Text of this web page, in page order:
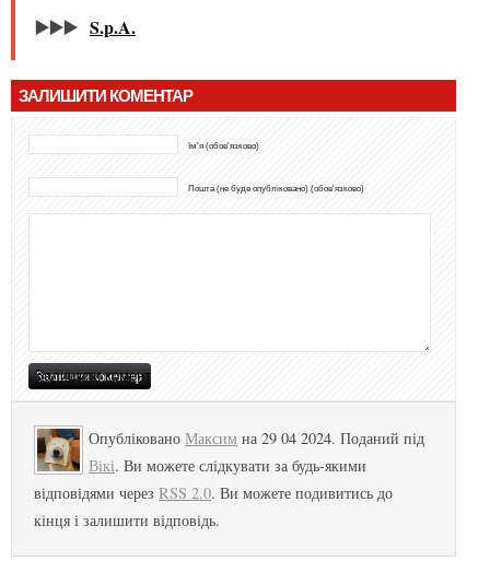
▶️▶️▶️ S.p.A.
ЗАЛИШИТИ КОМЕНТАР
Ім'я (обов'язково)
Пошта (не буде опубліковано) (обов'язково)
Опубліковано Максим на 29 04 2024. Поданий під
Вікі. Ви можете слідкувати за будь-якими
відповідями через RSS 2.0. Ви можете подивитись до
кінця і залишити відповідь.